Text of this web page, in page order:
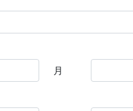
月